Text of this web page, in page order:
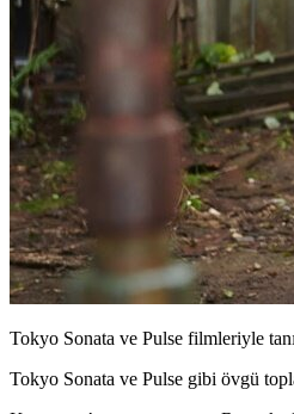
Tokyo Sonata ve Pulse filmleriyle
Tokyo Sonata ve Pulse gibi övgü